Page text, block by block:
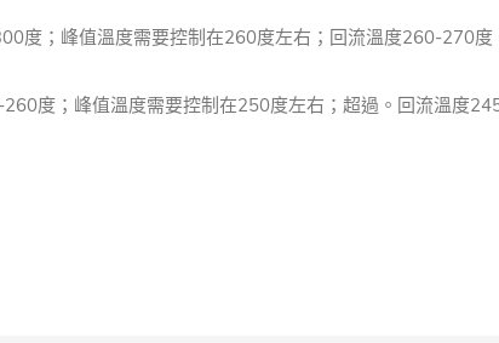
度； 峰值溫度需要控制在260度左右； 回流溫度260-270度
度； 峰值溫度需要控制在250度左右； 超過。 回流溫度